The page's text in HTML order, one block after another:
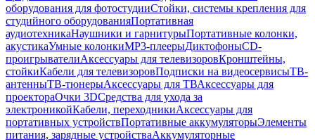
оборудования для фотостудииСтойки, системы крепления для
студийного оборудованияПортативная
аудиотехникаНаушники и гарнитурыПортативные колонки,
акустикаУмные колонкиMP3-плеерыДиктофоныCD-
проигрывателиАксессуары для телевизоровКронштейны,
стойкиКабели для телевизоровПодписки на видеосервисыТВ-
антенныТВ-тюнерыАксессуары для ТВАксессуары для
проектораОчки 3DСредства для ухода за
электроникойКабели, переходникиАксессуары для
портативных устройствПортативные аккумуляторыЭлементы
питания, зарядные устройстваАккумуляторные